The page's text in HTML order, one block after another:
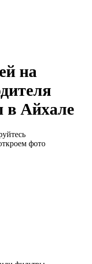
на
в Айхале
фото